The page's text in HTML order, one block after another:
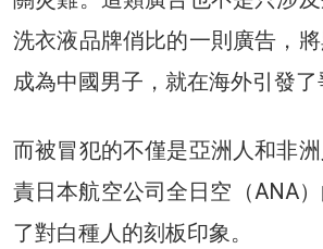
洗衣液品牌俏比的一則廣告，
成為中國男子，就在海外引發了
而被冒犯的不僅是亞洲人和非
責日本航空公司全日空（ANA
了對白種人的刻板印象。